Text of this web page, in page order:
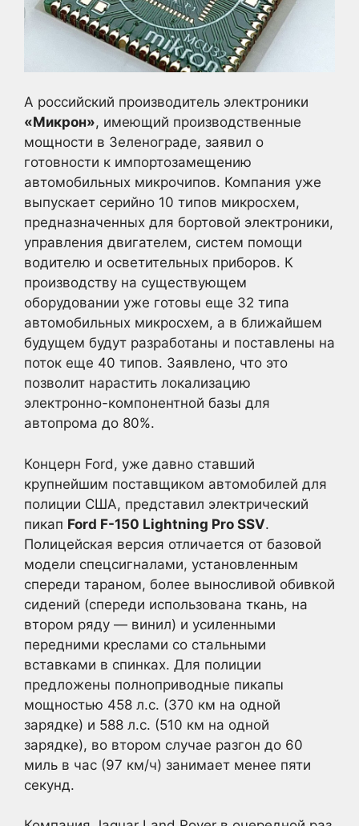
А российский производитель электроники
«Микрон», имеющий производственные
мощности в Зеленограде, заявил о
готовности к импортозамещению
автомобильных микрочипов. Компания уже
выпускает серийно 10 типов микросхем,
предназначенных для бортовой электроники,
управления двигателем, систем помощи
водителю и осветительных приборов. К
производству на существующем
оборудовании уже готовы еще 32 типа
автомобильных микросхем, а в ближайшем
будущем будут разработаны и поставлены на
поток еще 40 типов. Заявлено, что это
позволит нарастить локализацию
электронно-компонентной базы для
автопрома до 80%.
Концерн Ford, уже давно ставший
крупнейшим поставщиком автомобилей для
полиции США, представил электрический
пикап Ford F-150 Lightning Pro SSV.
Полицейская версия отличается от базовой
модели спецсигналами, установленным
спереди тараном, более выносливой обивкой
сидений (спереди использована ткань, на
втором ряду — винил) и усиленными
передними креслами со стальными
вставками в спинках. Для полиции
предложены полноприводные пикапы
мощностью 458 л.с. (370 км на одной
зарядке) и 588 л.с. (510 км на одной
зарядке), во втором случае разгон до 60
миль в час (97 км/ч) занимает менее пяти
секунд.